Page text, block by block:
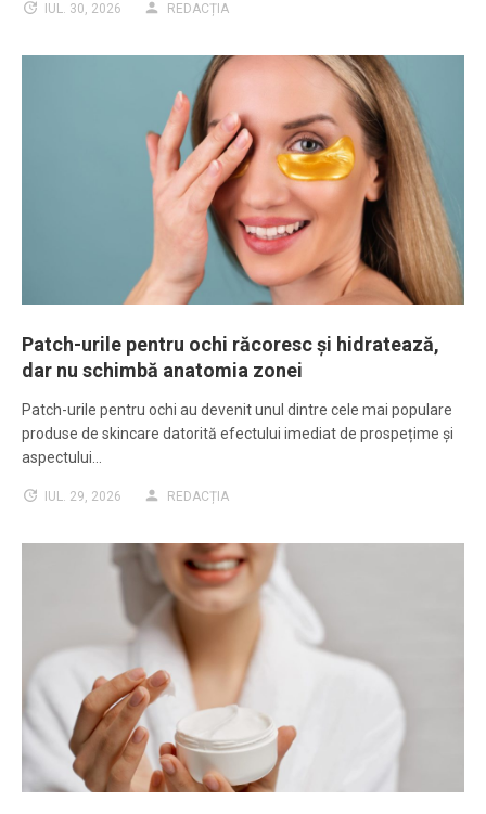
IUL. 30, 2026 REDACȚIA
Patch-urile pentru ochi răcoresc și hidratează,
dar nu schimbă anatomia zonei
Patch-urile pentru ochi au devenit unul dintre cele mai populare
produse de skincare datorită efectului imediat de prospețime și
aspectului…
IUL. 29, 2026 REDACȚIA